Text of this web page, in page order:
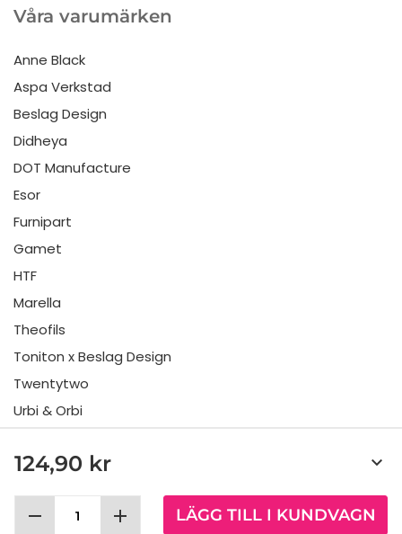
124,90 kr keyboard_arrow_down
remove add LÄGG TILL I KUNDVAGN
Våra varumärken
Anne Black
Aspa Verkstad
Beslag Design
Didheya
DOT Manufacture
Esor
Furnipart
Gamet
HTF
Marella
Theofils
Toniton x Beslag Design
Twentytwo
Urbi & Orbi
Viefe
Allabeslag Sverige AB © 2025